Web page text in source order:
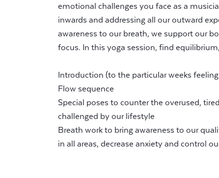
emotional challenges you face as a
inwards and addressing all our outward
awareness to our breath, we support our
focus. In this yoga session, find
Introduction (to the particular weeks
Flow sequence
Special poses to counter the overused,
challenged by our lifestyle
Breath work to bring awareness to our
in all areas, decrease anxiety and control